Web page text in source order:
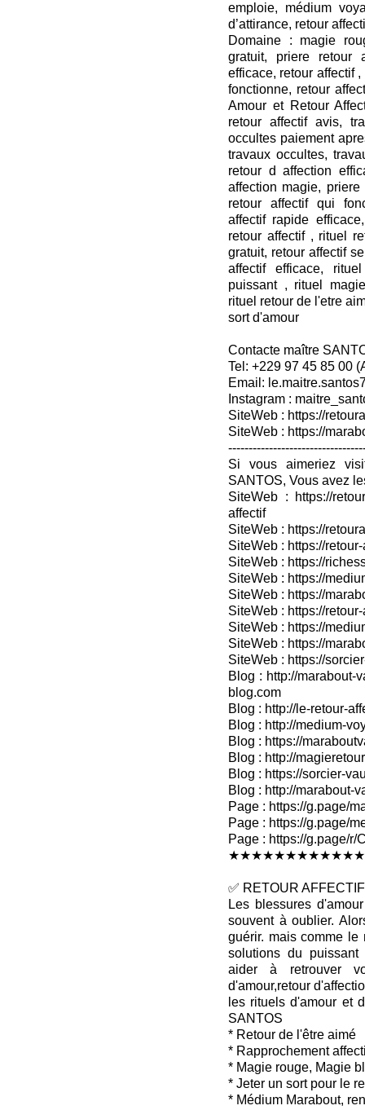
emploie, médium
d’attirance, retour
Domaine : magie
gratuit, priere retour
efficace, retour affectif
fonctionne, retour
Amour et Retour
retour affectif avis,
occultes paiement
travaux occultes,
retour d affection
affection magie,
retour affectif qui
affectif rapide
retour affectif , rituel
gratuit, retour affectif
affectif efficace,
puissant , rituel
rituel retour de l'etre
sort d'amour
Contacte maître
Tel: +229 97 45 85 00
Email:
Instagram :
SiteWeb : https://
SiteWeb : https://
Si vous aimeriez
SANTOS, Vous avez
SiteWeb : https://
affectif
SiteWeb : https://
SiteWeb : https://
SiteWeb : https://
SiteWeb : https://
SiteWeb : https://
SiteWeb : https://
SiteWeb : https://
SiteWeb : https://
SiteWeb : https://
Blog : http://marabout-
blog.com
Blog : http://le-retour-
Blog : http://medium-
Blog : https://
Blog : http://
Blog : https://sorcier-
Blog : http://marabout-
Page : https://g.page/
Page : https://g.page/
Page : https://g.page/
✅ RETOUR
Les blessures
souvent à oublier.
guérir. mais comme le
solutions du
aider à retrouver
d'amour,retour
les rituels d'amour et
SANTOS
* Retour de l'être aimé
* Rapprochement
* Magie rouge, Magie
* Jeter un sort pour le
* Médium Marabout,